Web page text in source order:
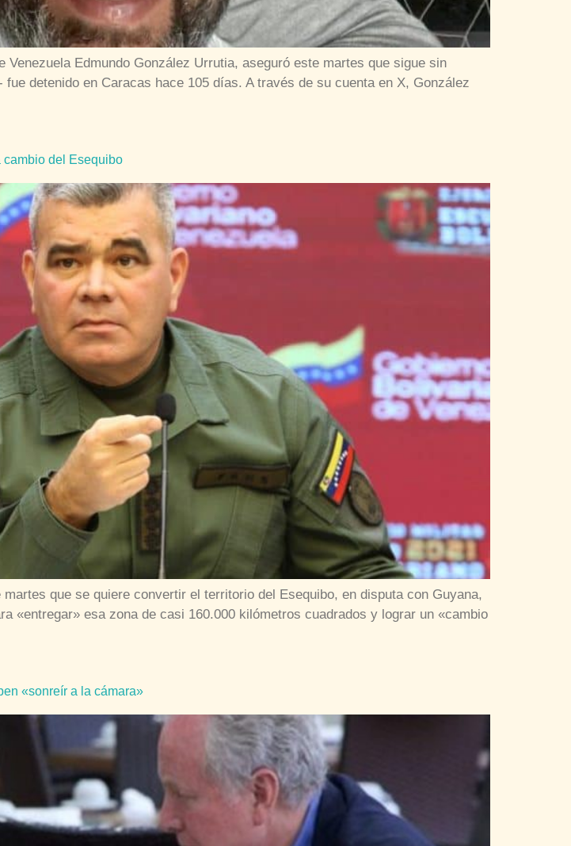
Edmundo González Urrutia, aseguró este martes que sigue sin
detenido en Caracas hace 105 días. A través de su cuenta en X, González
del Esequibo
que se quiere convertir el territorio del Esequibo, en disputa con Guyana,
«entregar» esa zona de casi 160.000 kilómetros cuadrados y lograr un «cambio
«sonreír a la cámara»